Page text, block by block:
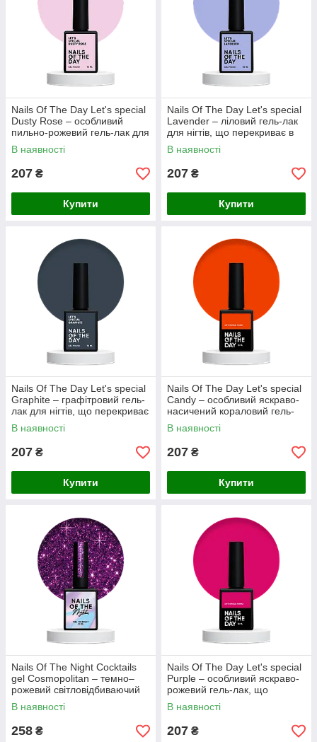
Nails Of The Day Let's special
Dusty Rose – особливий
пильно-рожевий гель-лак для
нігтів, що перекриває в один
слой,
В наявності
207 ₴
Купити
Nails Of The Day Let's special
Lavender – ліловий гель-лак
для нігтів, що перекриває в
один слой, 10 мл
В наявності
207 ₴
Купити
Nails Of The Day Let's special
Graphite – графітровий гель-
лак для нігтів, що перекриває
в один слой, 10 мл
В наявності
207 ₴
Купити
Nails Of The Day Let's special
Candy – особливий яскраво-
насичений кораловий гель-
лак, що перекриває в один
слой, 10 мл
В наявності
207 ₴
Купити
Nails Of The Night Cocktails
gel Cosmopolitan – темно–
рожевий світловідбиваючий
гель-лак для нігтів, 10 мл
В наявності
258 ₴
Nails Of The Day Let's special
Purple – особливий яскраво-
рожевий гель-лак, що
перекриває в один слой, 10
мл.
В наявності
207 ₴